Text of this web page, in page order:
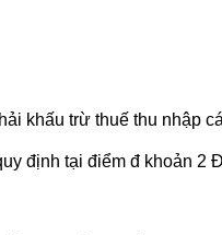
khấu trừ thuế thu nhập
định tại điểm đ khoản 2